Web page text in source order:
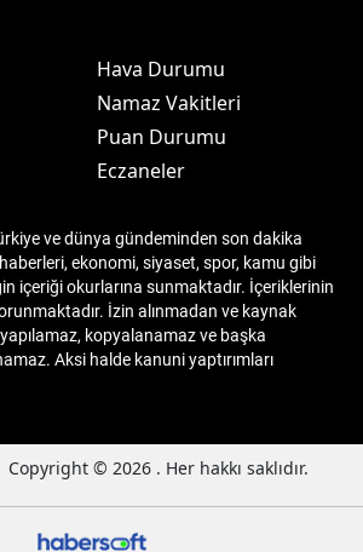
Hava Durumu
Namaz Vakitleri
Puan Durumu
Eczaneler
ve dünya gündeminden son dakika
ekonomi, siyaset, spor, kamu gibi
içeriği okurlarına sunmaktadır. İçeriklerinin
İzin alınmadan ve kaynak
kopyalanamaz ve başka
Aksi halde kanuni yaptırımları
Copyright © 2026 . Her hakkı saklıdır.